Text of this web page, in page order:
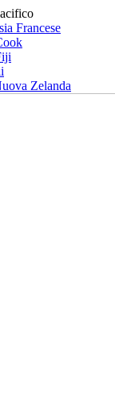
Francese
Zelanda